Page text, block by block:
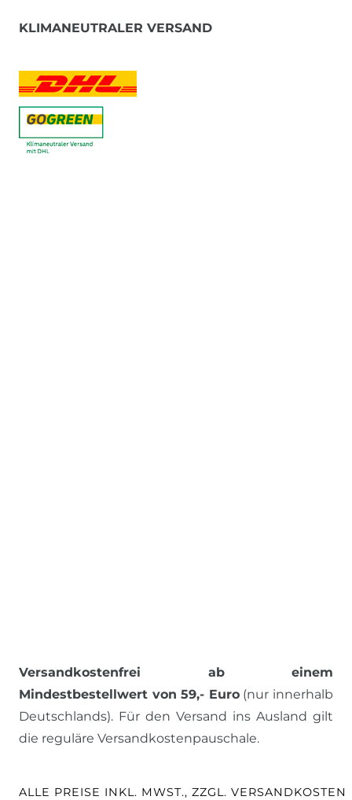
KLIMANEUTRALER VERSAND
Versandkostenfrei ab einem
Mindestbestellwert von 59,- Euro(nur innerhalb
Deutschlands). Für den Versand ins Ausland gilt
die reguläre Versandkostenpauschale.
ALLE PREISE INKL. MWST., ZZGL. VERSANDKOSTEN